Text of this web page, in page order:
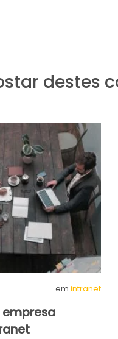
destes
em intranet
empresa